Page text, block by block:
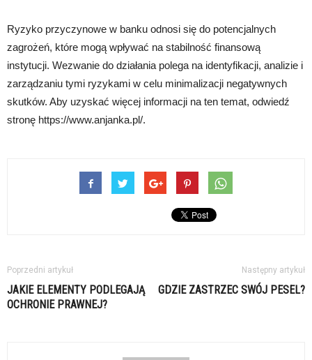
Ryzyko przyczynowe w banku odnosi się do potencjalnych
zagrożeń, które mogą wpływać na stabilność finansową
instytucji. Wezwanie do działania polega na identyfikacji, analizie i
zarządzaniu tymi ryzykami w celu minimalizacji negatywnych
skutków. Aby uzyskać więcej informacji na ten temat, odwiedź
stronę https://www.anjanka.pl/.
Poprzedni artykuł
JAKIE ELEMENTY PODLEGAJĄ
OCHRONIE PRAWNEJ?
Następny artykuł
GDZIE ZASTRZEC SWÓJ PESEL?